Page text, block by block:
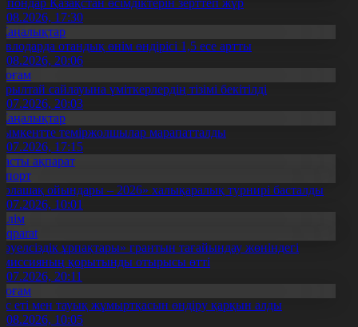
17:30
отандық өнім өндірісі 1,5 есе артты
20:06
сайлауына үміткерлердің тізімі бекітілді
20:03
теміржолшылар марапатталды
17:15
ақпарат
ойындары – 2026» халықаралық турнирі басталды
10:01
ұрпақтары» грантын тағайындау жөніндегі
қорытынды отырысы өтті
20:11
еті мен тауық жұмыртқасын өндіру қарқын алды
10:05